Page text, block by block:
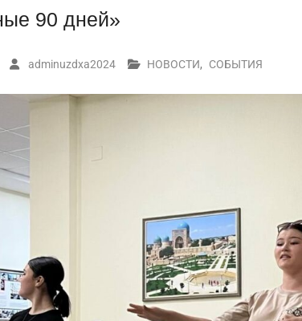
90 дней»
adminuzdxa2024 НОВОСТИ, СОБЫТИЯ